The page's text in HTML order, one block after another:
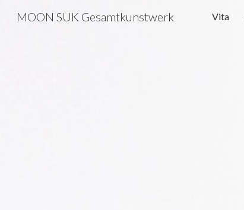
MOON SUK Gesamtkunstwerk Vita